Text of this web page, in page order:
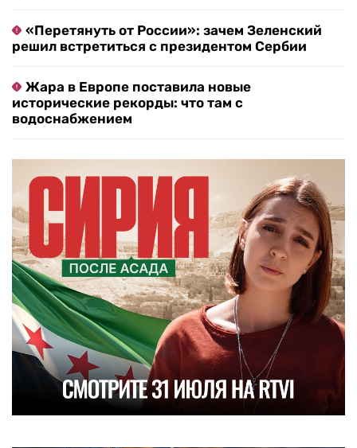
«Перетянуть от России»: зачем Зеленский
решил встретиться с президентом Сербии
Жара в Европе поставила новые
исторические рекорды: что там с
водоснабжением